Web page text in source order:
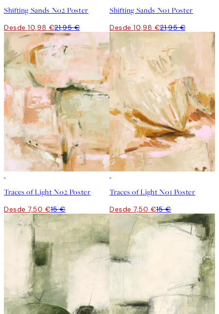
Shifting Sands No2 Poster
Desde 10,98 €21,95 €
Shifting Sands No1 Poster
Desde 10,98 €21,95 €
Traces of Light No2 Poster
Desde 7,50 €15 €
Traces of Light No1 Poster
Desde 7,50 €15 €